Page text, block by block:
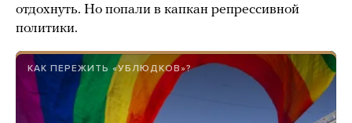
отдохнуть. Но попали в капкан репрессивной
политики.
КАК ПЕРЕЖИТЬ «УБЛЮДКОВ»?